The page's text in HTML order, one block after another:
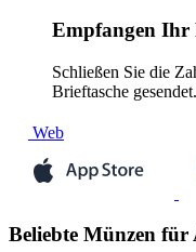
Empfangen Ihr
Schließen Sie die
Brieftasche gesendet.
Web
Beliebte Münzen